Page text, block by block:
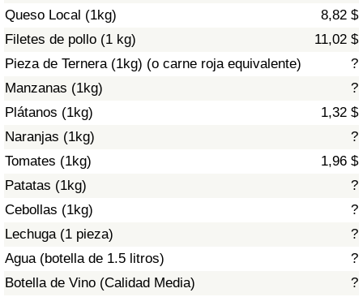
Queso Local (1kg)
8,82 $
Filetes de pollo (1 kg)
11,02 $
Pieza de Ternera (1kg) (o carne roja equivalente)
?
Manzanas (1kg)
?
Plátanos (1kg)
1,32 $
Naranjas (1kg)
?
Tomates (1kg)
1,96 $
Patatas (1kg)
?
Cebollas (1kg)
?
Lechuga (1 pieza)
?
Agua (botella de 1.5 litros)
?
Botella de Vino (Calidad Media)
?
Índice de Sanidad
Índice de Sanidad por País
Contaminación
Índice de Contaminación (Actual)
Índice de contaminación
Índice de Contaminación por País
Tráfico